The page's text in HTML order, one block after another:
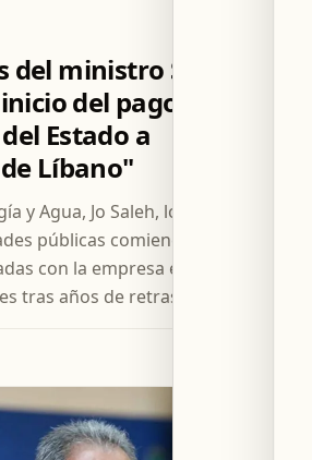
del ministro Saleh dan
del pago de las
Estado a
Líbano"
y Agua, Jo Saleh, logra que las
públicas comiencen a pagar
con la empresa eléctrica, en un
tras años de retrasos.